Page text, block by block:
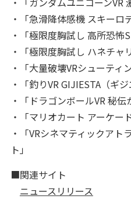
・「急滑降体感機 スキーロ
・「極限度胸試し 高所恐怖
・「極限度胸試し ハネチャ
・「大量破壊VRシューティ
・「釣りVR GIJIESTA（ギジ
・「ドラゴンボールVR 秘伝
・「マリオカート アーケー
・「VRシネマティックアト
ト」
■関連サイト
ニュースリリース